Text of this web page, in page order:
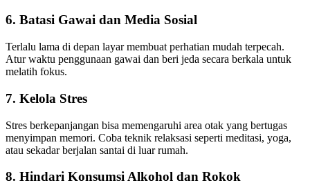
6. Batasi Gawai dan Media Sosial
Terlalu lama di depan layar membuat perhatian mudah terpecah.
Atur waktu penggunaan gawai dan beri jeda secara berkala untuk
melatih fokus.
7. Kelola Stres
Stres berkepanjangan bisa memengaruhi area otak yang bertugas
menyimpan memori. Coba teknik relaksasi seperti meditasi, yoga,
atau sekadar berjalan santai di luar rumah.
8. Hindari Konsumsi Alkohol dan Rokok